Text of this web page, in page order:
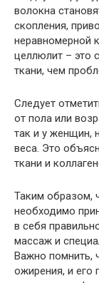
волокна
скопления,
неравномерной
целлюлит – это
ткани, чем
Следует
от пола или
так и у женщин,
веса. Это
ткани и
Таким образом,
необходимо
в себя
массаж и
Важно помнить,
ожирения, и его